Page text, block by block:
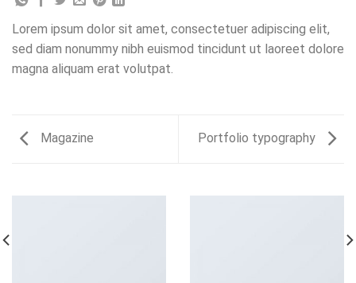
Lorem ipsum dolor sit amet, consectetuer adipiscing elit,
sed diam nonummy nibh euismod tincidunt ut laoreet dolore
magna aliquam erat volutpat.
Magazine Portfolio typography